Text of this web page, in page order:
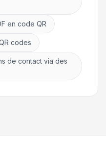
en code QR
codes
de contact via des